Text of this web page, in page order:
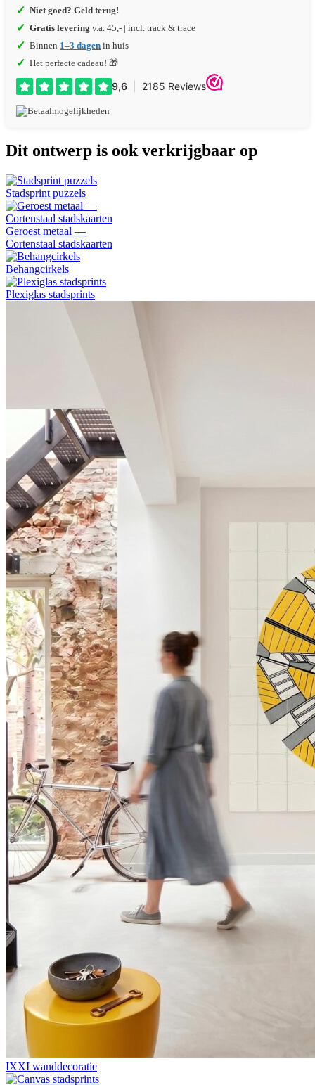
✓ Niet goed? Geld terug!
✓ Gratis levering v.a. 45,- | incl. track & trace
✓ Binnen 1–3 dagen in huis
✓ Het perfecte cadeau! 🎁
Dit ontwerp is ook verkrijgbaar op
Stadsprint puzzels
Geroest metaal —
Cortenstaal stadskaarten
Behangcirkels
Plexiglas stadsprints
IXXI wanddecoratie